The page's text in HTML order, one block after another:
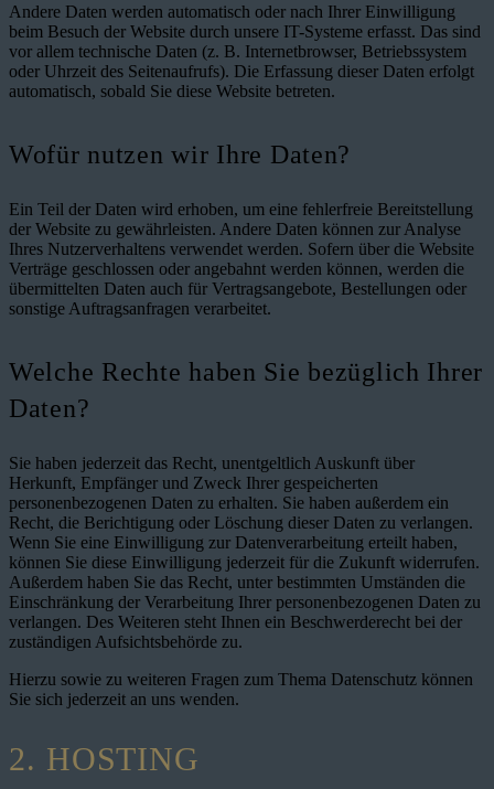
Andere Daten werden automatisch oder nach Ihrer Einwilligung
beim Besuch der Website durch unsere IT-Systeme erfasst. Das sind
vor allem technische Daten (z. B. Internetbrowser, Betriebssystem
oder Uhrzeit des Seitenaufrufs). Die Erfassung dieser Daten erfolgt
automatisch, sobald Sie diese Website betreten.
Wofür nutzen wir Ihre Daten?
Ein Teil der Daten wird erhoben, um eine fehlerfreie Bereitstellung
der Website zu gewährleisten. Andere Daten können zur Analyse
Ihres Nutzerverhaltens verwendet werden. Sofern über die Website
Verträge geschlossen oder angebahnt werden können, werden die
übermittelten Daten auch für Vertragsangebote, Bestellungen oder
sonstige Auftragsanfragen verarbeitet.
Welche Rechte haben Sie bezüglich Ihrer
Daten?
Sie haben jederzeit das Recht, unentgeltlich Auskunft über
Herkunft, Empfänger und Zweck Ihrer gespeicherten
personenbezogenen Daten zu erhalten. Sie haben außerdem ein
Recht, die Berichtigung oder Löschung dieser Daten zu verlangen.
Wenn Sie eine Einwilligung zur Datenverarbeitung erteilt haben,
können Sie diese Einwilligung jederzeit für die Zukunft widerrufen.
Außerdem haben Sie das Recht, unter bestimmten Umständen die
Einschränkung der Verarbeitung Ihrer personenbezogenen Daten zu
verlangen. Des Weiteren steht Ihnen ein Beschwerderecht bei der
zuständigen Aufsichtsbehörde zu.
Hierzu sowie zu weiteren Fragen zum Thema Datenschutz können
Sie sich jederzeit an uns wenden.
2. HOSTING